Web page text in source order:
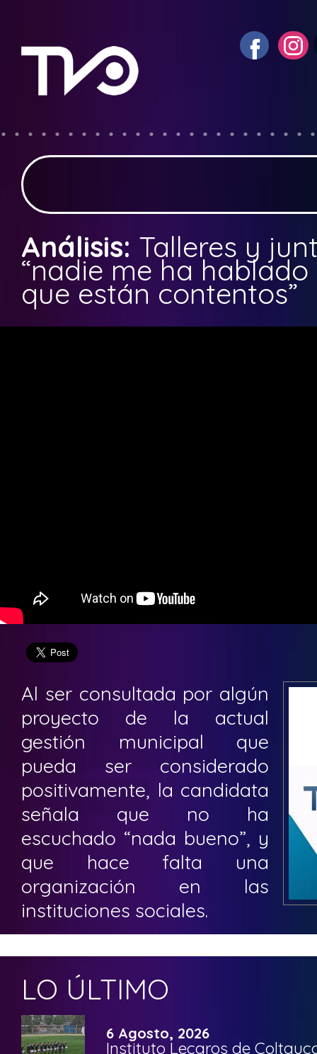
Análisis: Talleres y
“nadie me ha
que están contentos”
Al ser consultada por algún
proyecto de la actual
gestión municipal que
pueda ser considerado
positivamente, la candidata
señala que no ha
escuchado “nada bueno”, y
que hace falta una
organización en las
instituciones sociales.
LO ÚLTIMO
6 Agosto, 2026
Instituto Lecaros de